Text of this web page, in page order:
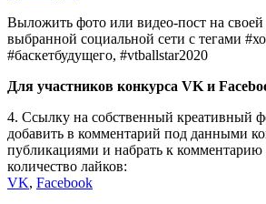
Выложить фото или видео-пост на своей
выбранной социальной сети с тегами
#баскетбудущего, #vtballstar2020
Для участников конкурса VK и
4. Ссылку на собственный креативный
добавить в комментарий под данными
публикациями и набрать к комментарию
количество лайков:
VK, Facebook